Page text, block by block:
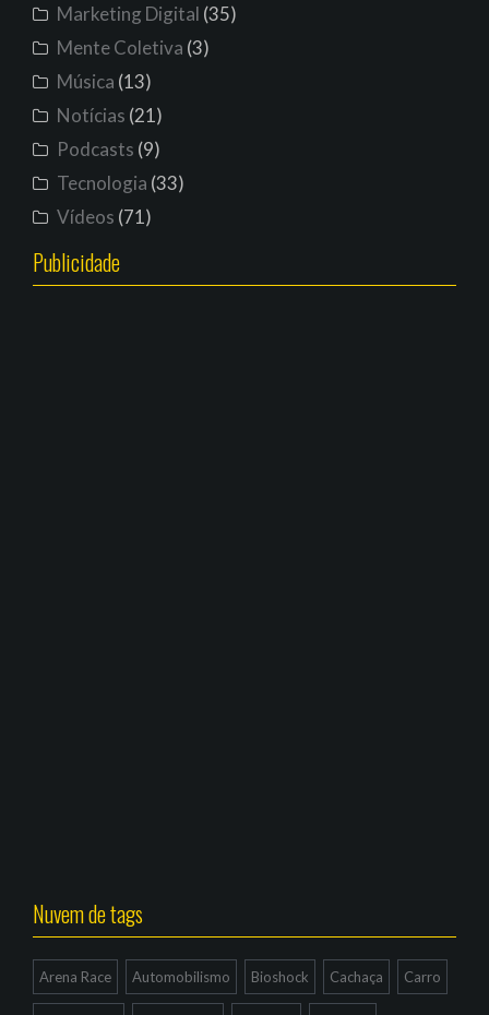
Marketing Digital (35)
Mente Coletiva (3)
Música (13)
Notícias (21)
Podcasts (9)
Tecnologia (33)
Vídeos (71)
Publicidade
Nuvem de tags
Arena Race Automobilismo Bioshock Cachaça Carro